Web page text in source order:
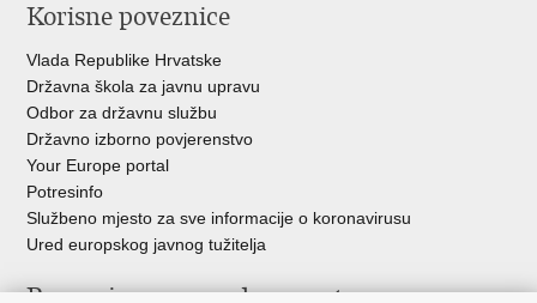
Korisne poveznice
Vlada Republike Hrvatske
Državna škola za javnu upravu
Odbor za državnu službu
Državno izborno povjerenstvo
Your Europe portal
Potresinfo
Službeno mjesto za sve informacije o koronavirusu
Ured europskog javnog tužitelja